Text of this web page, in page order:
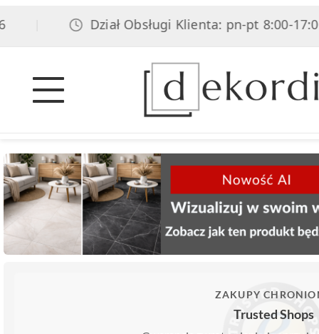
Dział Obsługi Klienta: pn-pt 8:00-17:00,
ZAKUPY
Trusted Shops